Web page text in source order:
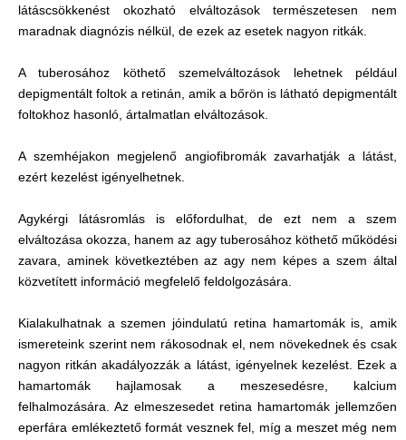
látáscsökkenést okozható elváltozások természetesen nem
maradnak diagnózis nélkül, de ezek az esetek nagyon ritkák.
A tuberosához köthető szemelváltozások lehetnek például
depigmentált foltok a retinán, amik a bőrön is látható depigmentált
foltokhoz hasonló, ártalmatlan elváltozások.
A szemhéjakon megjelenő angiofibromák zavarhatják a látást,
ezért kezelést igényelhetnek.
Agykérgi látásromlás is előfordulhat, de ezt nem a szem
elváltozása okozza, hanem az agy tuberosához köthető működési
zavara, aminek következtében az agy nem képes a szem által
közvetített információ megfelelő feldolgozására.
Kialakulhatnak a szemen jóindulatú retina hamartomák is, amik
ismereteink szerint nem rákosodnak el, nem növekednek és csak
nagyon ritkán akadályozzák a látást, igényelnek kezelést. Ezek a
hamartomák hajlamosak a meszesedésre, kalcium
felhalmozására. Az elmeszesedet retina hamartomák jellemzően
eperfára emlékeztető formát vesznek fel, míg a meszet még nem